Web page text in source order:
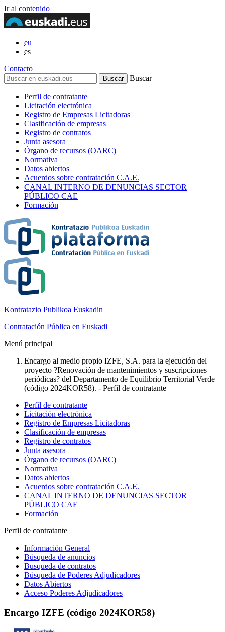
Ir al contenido
eu
es
Contacto
Buscar
Perfil de contratante
Licitación electrónica
Registro de Empresas Licitadoras
Clasificación de empresas
Registro de contratos
Junta asesora
Órgano de recursos (OARC)
Normativa
Datos abiertos
Acuerdos sobre contratación C.A.E.
CANAL INTERNO DE DENUNCIAS SECTOR
PÚBLICO CAE
Formación
Kontratazio Publikoa Euskadin
Contratación Pública en Euskadi
Menú principal
Encargo al medio propio IZFE, S.A. para la ejecución del
proyecto ?Renovación de mantenimientos y suscripciones
periódicas? del Departamento de Equilibrio Territorial Verde
(código 2024KOR58). - Perfil de contratante
Perfil de contratante
Licitación electrónica
Registro de Empresas Licitadoras
Clasificación de empresas
Registro de contratos
Junta asesora
Órgano de recursos (OARC)
Normativa
Datos abiertos
Acuerdos sobre contratación C.A.E.
CANAL INTERNO DE DENUNCIAS SECTOR
PÚBLICO CAE
Formación
Perfil de contratante
Información General
Búsqueda de anuncios
Busqueda de contratos
Búsqueda de Poderes Adjudicadores
Datos Abiertos
Acceso Poderes Adjudicadores
Encargo IZFE (código 2024KOR58)